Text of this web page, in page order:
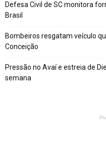
Defesa Civil de SC monitora
Brasil
Bombeiros resgatam veículo
Conceição
Pressão no Avaí e estreia de
semana